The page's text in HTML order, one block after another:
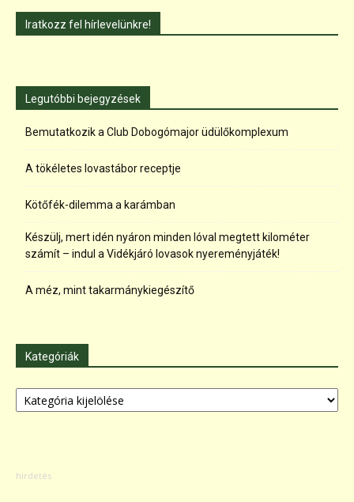
Iratkozz fel hírlevelünkre!
Legutóbbi bejegyzések
Bemutatkozik a Club Dobogómajor üdülőkomplexum
A tökéletes lovastábor receptje
Kötőfék-dilemma a karámban
Készülj, mert idén nyáron minden lóval megtett kilométer
számít – indul a Vidékjáró lovasok nyereményjáték!
A méz, mint takarmánykiegészítő
Kategóriák
Kategóriák